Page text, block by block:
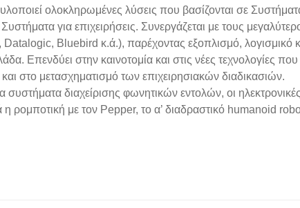
ολοκληρωμένες λύσεις που βασίζονται σε
για επιχειρήσεις. Συνεργάζεται με τους
Bluebird κ.ά.), παρέχοντας εξοπλισμό, λογισμικό
Επενδύει στην καινοτομία και στις νέες τεχνολογίες που
στo μετασχηματισμό των επιχειρησιακών διαδικασιών.
διαχείρισης φωνητικών εντολών, οι ηλεκτρονικές
ρομποτική με τον Pepper, το α’ διαδραστικό humanoid